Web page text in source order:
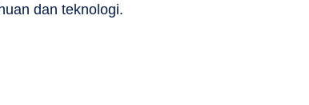
dan teknologi.